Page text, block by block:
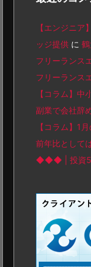
【エンジニア
ッジ提供 に
フリーランス
フリーランス
【コラム】
副業で会社辞
【コラム】1
前年比として
◆◆◆ | 投資5